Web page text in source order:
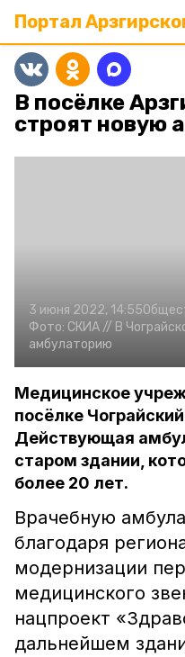
Портал
В посёлке
строят новую
3 июня 2022, 14:55
Фото: СКИА // В
амбулаторию
Медицинское
посёлке
Действующая
старом здании,
более 20 лет.
Врачебную
благодаря
модернизации
медицинского
нацпроект
дальнейшем